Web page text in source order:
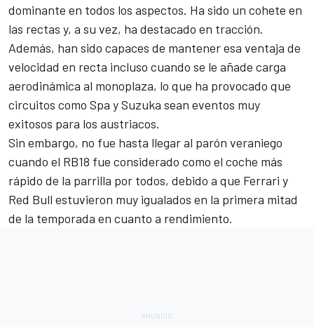
dominante en todos los aspectos. Ha sido un cohete en
las rectas y, a su vez, ha destacado en tracción.
Además, han sido capaces de mantener esa ventaja de
velocidad en recta incluso cuando se le añade carga
aerodinámica al monoplaza, lo que ha provocado que
circuitos como Spa ySuzuka sean eventos muy
exitosos para los austriacos.
Sin embargo, no fue hasta llegar al parón veraniego
cuando el RB18 fue considerado como el coche más
rápido de la parrilla por todos, debido a que Ferrari y
Red Bull estuvieron muy igualados en la primera mitad
de la temporada en cuanto a rendimiento.